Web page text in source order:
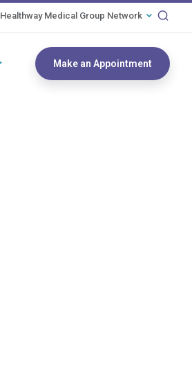
Healthway Medical Group Network
Make an Appointment